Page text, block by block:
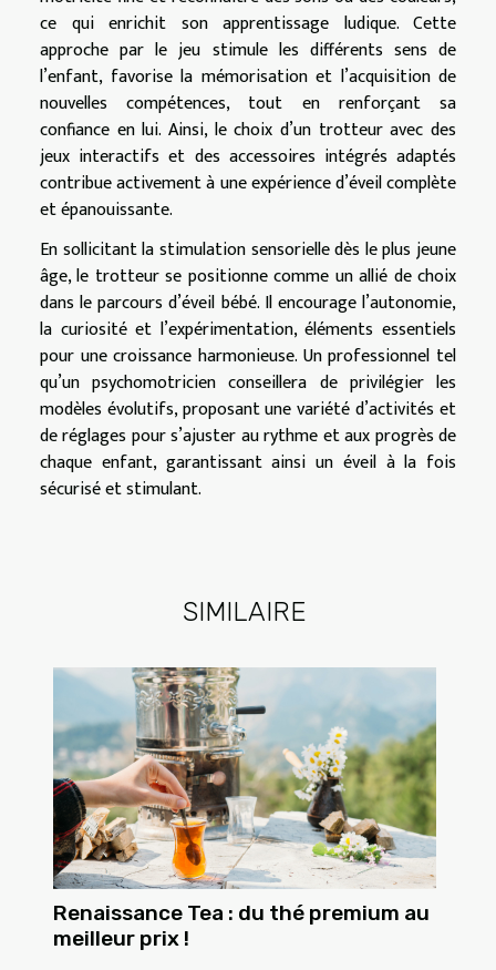
ce qui enrichit son apprentissage ludique. Cette
approche par le jeu stimule les différents sens de
l’enfant, favorise la mémorisation et l’acquisition de
nouvelles compétences, tout en renforçant sa
confiance en lui. Ainsi, le choix d’un trotteur avec des
jeux interactifs et des accessoires intégrés adaptés
contribue activement à une expérience d’éveil complète
et épanouissante.
En sollicitant la stimulation sensorielle dès le plus jeune
âge, le trotteur se positionne comme un allié de choix
dans le parcours d’éveil bébé. Il encourage l’autonomie,
la curiosité et l’expérimentation, éléments essentiels
pour une croissance harmonieuse. Un professionnel tel
qu’un psychomotricien conseillera de privilégier les
modèles évolutifs, proposant une variété d’activités et
de réglages pour s’ajuster au rythme et aux progrès de
chaque enfant, garantissant ainsi un éveil à la fois
sécurisé et stimulant.
SIMILAIRE
Renaissance Tea : du thé premium au
meilleur prix !